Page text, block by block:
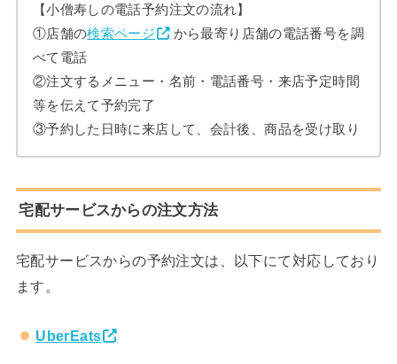
【小僧寿しの電話予約注文の流れ】
①店舗の検索ページ
から最寄り店舗の電話番号を調
べて電話
②注文するメニュー・名前・電話番号・来店予定時間
等を伝えて予約完了
③予約した日時に来店して、会計後、商品を受け取り
宅配サービスからの注文方法
宅配サービスからの予約注文は、以下にて対応しており
ます。
UberEats